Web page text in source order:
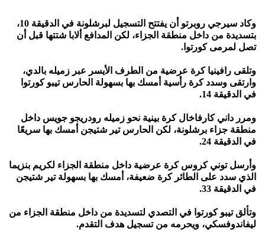
وكاد سيرجي روبرتو أن يفتتح التسجيل لبرشلونة في الدقيقة 10،
بتسديدة من داخل منطقة الجزاء، لكن المدافع ألابا شتتها قبل أن
تصل لمرمى كورتوا.
وتلقى رافينيا كرة عرضية من الطرف الأيسر عبر زميله بالدي،
وارتقى وسدد كرة رأسية أمسك بها بسهولة الحارس تيبو كورتوا
في الدقيقة 14.
ومرر داني كارفاخال كرة بينية نحو زميله رودريجو جويس داخل
منطقة جزاء برشلونة، لكن الحارس تير شتيجن أمسك بها سريعًا
في الدقيقة 24.
وأرسل توني كروس كرة عرضية داخل منطقة الجزاء لكريم بنزيما
الذي سدد على الطائر كرة ضعيفة، أمسك بها بسهولة تير شتيجن
في الدقيقة 33.
وتألق تيبو كورتوا في التصدي لتسديدة من داخل منطقة الجزاء من
ليفاندوفسكي، ويحرمه من تسجيل هدف التقدم.